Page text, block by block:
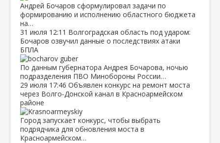
Андрей Бочаров сформулировал задачи по
формированию и исполнению областного бюджета
на…
31 июля 12:11 Волгоградская область под ударом:
Бочаров озвучил данные о последствиях атаки
БПЛА
По данным губернатора Андрея Бочарова, ночью
подразделения ПВО Минобороны России…
29 июля 17:46 Объявлен конкурс на ремонт моста
через Волго‑Донской канал в Красноармейском
районе
Город запускает конкурс, чтобы выбрать
подрядчика для обновления моста в
Красноармейском…